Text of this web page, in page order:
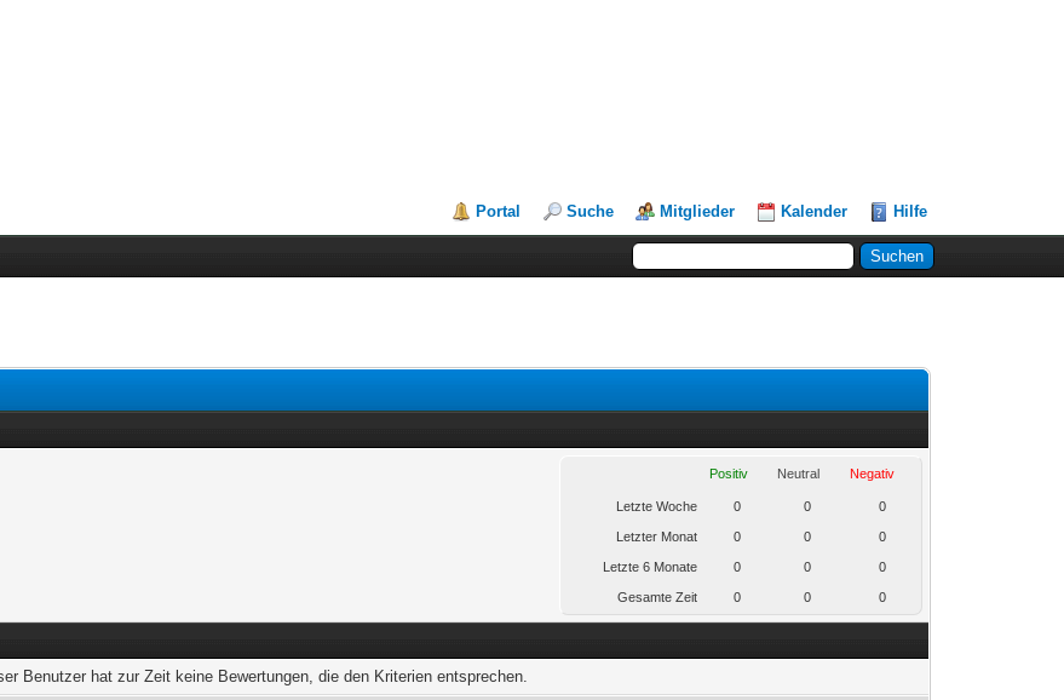
Portal Suche Mitglieder Kalender Hilfe
Positiv Neutral Negativ
Letzte Woche 0 0 0
Letzter Monat 0 0 0
Letzte 6 Monate 0 0 0
Gesamte Zeit 0 0 0
Benutzer hat zur Zeit keine Bewertungen, die den Kriterien entsprechen.